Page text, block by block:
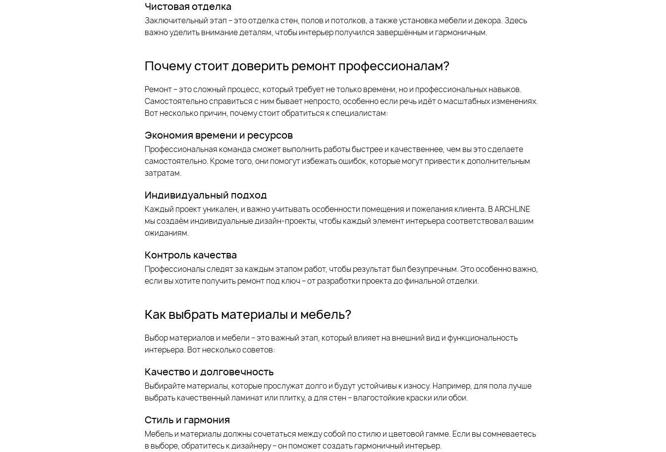
Чистовая отделка
Заключительный этап – это отделка стен, полов и потолков, а также установка мебели и декора. Здесь
важно уделить внимание деталям, чтобы интерьер получился завершённым и гармоничным.
Почему стоит доверить ремонт профессионалам?
Ремонт – это сложный процесс, который требует не только времени, но и профессиональных навыков.
Самостоятельно справиться с ним бывает непросто, особенно если речь идёт о масштабных изменениях.
Вот несколько причин, почему стоит обратиться к специалистам:
Экономия времени и ресурсов
Профессиональная команда сможет выполнить работы быстрее и качественнее, чем вы это сделаете
самостоятельно. Кроме того, они помогут избежать ошибок, которые могут привести к дополнительным
затратам.
Индивидуальный подход
Каждый проект уникален, и важно учитывать особенности помещения и пожелания клиента. В ARCHLINE
мы создаём индивидуальные дизайн-проекты, чтобы каждый элемент интерьера соответствовал вашим
ожиданиям.
Контроль качества
Профессионалы следят за каждым этапом работ, чтобы результат был безупречным. Это особенно важно,
если вы хотите получить ремонт под ключ – от разработки проекта до финальной отделки.
Как выбрать материалы и мебель?
Выбор материалов и мебели – это важный этап, который влияет на внешний вид и функциональность
интерьера. Вот несколько советов:
Качество и долговечность
Выбирайте материалы, которые прослужат долго и будут устойчивы к износу. Например, для пола лучше
выбрать качественный ламинат или плитку, а для стен – влагостойкие краски или обои.
Стиль и гармония
Мебель и материалы должны сочетаться между собой по стилю и цветовой гамме. Если вы сомневаетесь
в выборе, обратитесь к дизайнеру – он поможет создать гармоничный интерьер.